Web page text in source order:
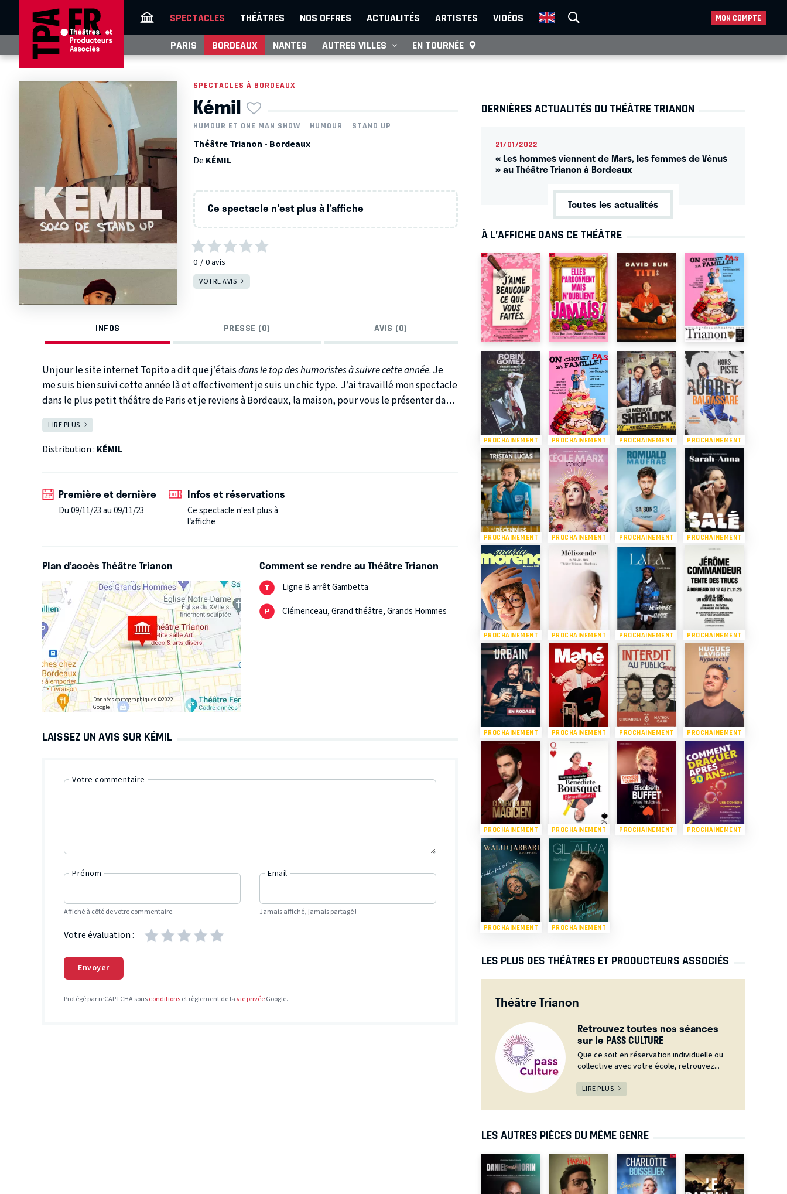
SPECTACLES THÉÂTRES NOS OFFRES ACTUALITÉS ARTISTES VIDÉOS MON COMPTE
PARIS BORDEAUX NANTES AUTRES VILLES EN TOURNÉE
SPECTACLES À BORDEAUX
Kémil
HUMOUR ET ONE MAN SHOW HUMOUR STAND UP
Théâtre Trianon - Bordeaux
De KÉMIL
Ce spectacle n'est plus à l’affiche
0 0avis
VOTRE AVIS
INFOS PRESSE (0) AVIS (0)
Un jour le site internet Topito a dit que j’étaisdans le top des humoristes à suivre cette année. Je
me suis bien suivi cette année là et effectivement je suis un chic type. J’ai travaillé mon spectacle
dans le plus petit théâtre de Paris et je reviens à Bordeaux, la maison, pour vous le présenter dans
la magnifique salle du Trianon.
Alors voilà, je me lance :
Voulez vous venir voir ce que je fais ?
(Entoure la réponse)
(Puis réserve ta place pour le spectacle)
LIRE PLUS
Distribution : KÉMIL
Première et dernière
Du 09/11/23 au 09/11/23
Infos et réservations
Ce spectacle n'est plus à
l’affiche
Plan d’accès Théâtre Trianon
Données cartographiques ©2022
Google
Comment se rendre au Théâtre Trianon
Ligne B arrêt Gambetta
Clémenceau, Grand théâtre, Grands Hommes
LAISSEZ UN AVIS SUR KÉMIL
Votre commentaire
Prénom
Affiché à côté de votre commentaire.
Email
Jamais affiché, jamais partagé !
Votre évaluation :
Envoyer
Protégé par reCAPTCHA sousconditionset règlement de lavie privéeGoogle.
DERNIÈRES ACTUALITÉS DU THÉÂTRE TRIANON
21/01/2022
« Les hommes viennent de Mars, les femmes de Vénus
» au Théâtre Trianon à Bordeaux
Toutes les actualités
À L’AFFICHE DANS CE THÉÂTRE
PROCHAINEMENT PROCHAINEMENT PROCHAINEMENT PROCHAINEMENT
PROCHAINEMENT PROCHAINEMENT PROCHAINEMENT PROCHAINEMENT
PROCHAINEMENT PROCHAINEMENT PROCHAINEMENT PROCHAINEMENT
PROCHAINEMENT PROCHAINEMENT PROCHAINEMENT PROCHAINEMENT
PROCHAINEMENT PROCHAINEMENT PROCHAINEMENT PROCHAINEMENT
PROCHAINEMENT PROCHAINEMENT
LES PLUS DES THÉÂTRES ET PRODUCTEURS ASSOCIÉS
Théâtre Trianon
Retrouvez toutes nos séances
sur le PASS CULTURE
Que ce soit en réservation individuelle ou
collective avec votre école, retrouvez...
LIRE PLUS
LES AUTRES PIÈCES DU MÊME GENRE